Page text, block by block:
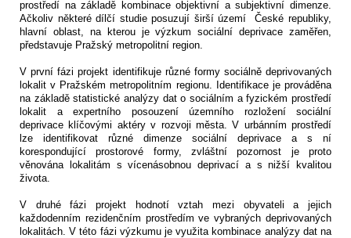
prostředí na základě kombinace objektivní a subjektivní dimenze.
Ačkoliv některé dílčí studie posuzují širší území České republiky,
hlavní oblast, na kterou je výzkum sociální deprivace zaměřen,
představuje Pražský metropolitní region.
V první fázi projekt identifikuje různé formy sociálně deprivovaných
lokalit v Pražském metropolitním regionu. Identifikace je prováděna
na základě statistické analýzy dat o sociálním a fyzickém prostředí
lokalit a expertního posouzení územního rozložení sociální
deprivace klíčovými aktéry v rozvoji města. V urbánním prostředí
lze identifikovat různé dimenze sociální deprivace a s ní
korespondující prostorové formy, zvláštní pozornost je proto
věnována lokalitám s vícenásobnou deprivací a s nižší kvalitou
života.
V druhé fázi projekt hodnotí vztah mezi obyvateli a jejich
každodenním rezidenčním prostředím ve vybraných deprivovaných
lokalitách. V této fázi výzkumu je využita kombinace analýzy dat na